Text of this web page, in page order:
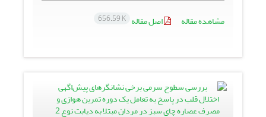
مشاهده مقاله
اصل مقاله 656.59 K